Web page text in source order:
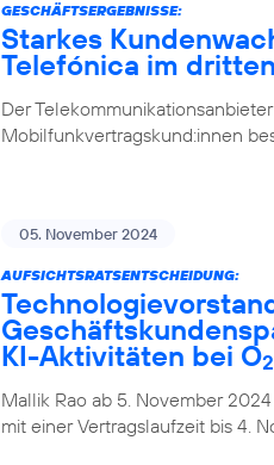
GESCHÄFTSERGEBNISSE:
Starkes
Telefónica im
Der
Mobilfunkvertragskund:innen
05. November 2024
AUFSICHTSRATSENTSCHEIDUNG:
KI-Aktivitäten bei O2
Mallik Rao ab 5. November
mit einer Vertragslaufzeit bis 4.